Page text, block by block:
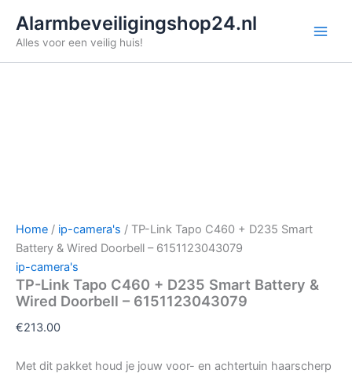
naar
inhoud
Alarmbeveiligingshop24.nl
Alles voor een veilig huis!
Home / ip-camera's / TP-Link Tapo C460 + D235 Smart
Battery & Wired Doorbell – 6151123043079
ip-camera's
TP-Link Tapo C460 + D235 Smart Battery &
Wired Doorbell – 6151123043079
€213.00
Met dit pakket houd je jouw voor- en achtertuin haarscherp